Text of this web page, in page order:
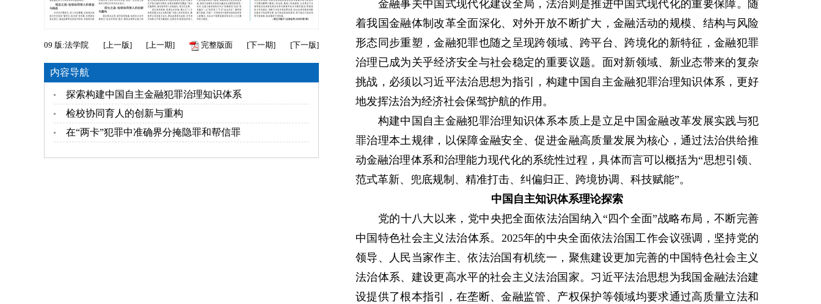
09 版:法学院 [上一版] [上一期] 完整版面 [下一期] [下一版]
内容导航
探索构建中国自主金融犯罪治理知识体系
检校协同育人的创新与重构
在“两卡”犯罪中准确界分掩隐罪和帮信罪
金融事关中国式现代化建设全局，法治则是推进中国式现代化的重要保障。随
着我国金融体制改革全面深化、对外开放不断扩大，金融活动的规模、结构与风险
形态同步重塑，金融犯罪也随之呈现跨领域、跨平台、跨境化的新特征，金融犯罪
治理已成为关乎经济安全与社会稳定的重要议题。面对新领域、新业态带来的复杂
挑战，必须以习近平法治思想为指引，构建中国自主金融犯罪治理知识体系，更好
地发挥法治为经济社会保驾护航的作用。
构建中国自主金融犯罪治理知识体系本质上是立足中国金融改革发展实践与犯
罪治理本土规律，以保障金融安全、促进金融高质量发展为核心，通过法治供给推
动金融治理体系和治理能力现代化的系统性过程，具体而言可以概括为“思想引领、
范式革新、兜底规制、精准打击、纠偏归正、跨境协调、科技赋能”。
中国自主知识体系理论探索
党的十八大以来，党中央把全面依法治国纳入“四个全面”战略布局，不断完善
中国特色社会主义法治体系。2025年的中央全面依法治国工作会议强调，坚持党的
领导、人民当家作主、依法治国有机统一，聚焦建设更加完善的中国特色社会主义
法治体系、建设更高水平的社会主义法治国家。习近平法治思想为我国金融法治建
设提供了根本指引，在垄断、金融监管、产权保护等领域均要求通过高质量立法和